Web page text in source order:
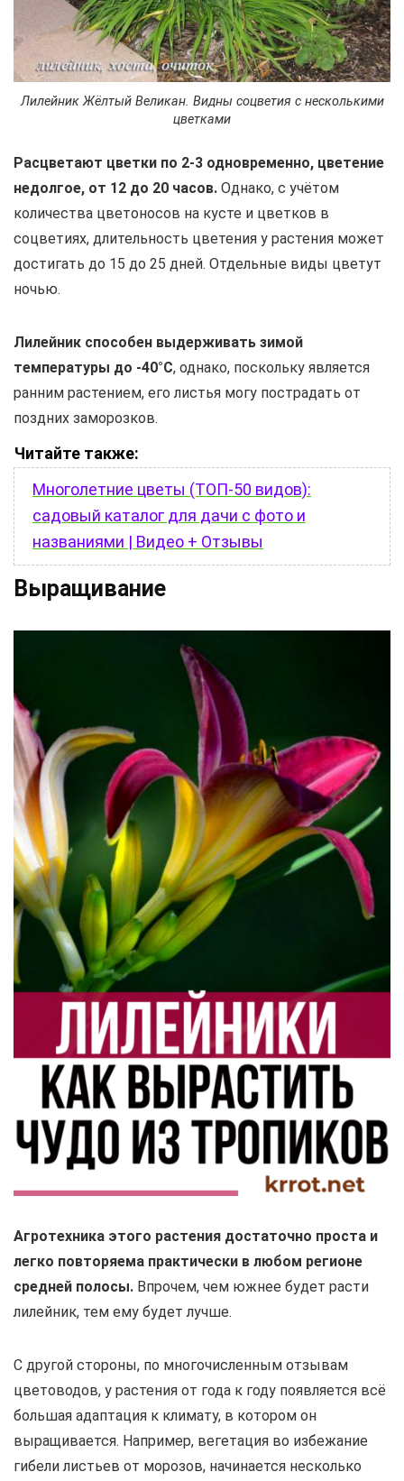
Лилейник Жёлтый Великан. Видны соцветия с несколькими
цветками
Расцветают цветки по 2-3 одновременно, цветение
недолгое, от 12 до 20 часов. Однако, с учётом
количества цветоносов на кусте и цветков в
соцветиях, длительность цветения у растения может
достигать до 15 до 25 дней. Отдельные виды цветут
ночью.
Лилейник способен выдерживать зимой
температуры до -40°С, однако, поскольку является
ранним растением, его листья могу пострадать от
поздних заморозков.
Читайте также:
Многолетние цветы (ТОП-50 видов):
садовый каталог для дачи с фото и
названиями | Видео + Отзывы
Выращивание
Агротехника этого растения достаточно проста и
легко повторяема практически в любом регионе
средней полосы. Впрочем, чем южнее будет расти
лилейник, тем ему будет лучше.
С другой стороны, по многочисленным отзывам
цветоводов, у растения от года к году появляется всё
большая адаптация к климату, в котором он
выращивается. Например, вегетация во избежание
гибели листьев от морозов, начинается несколько